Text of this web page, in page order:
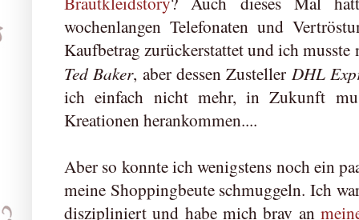
wochenlangen Telefonaten und
Kaufbetrag zurückerstattet und ich
Ted Baker, aber dessen Zusteller DHL
ich einfach nicht mehr, in Zukunft
Kreationen herankommen....
Aber so konnte ich wenigstens noch ein
meine Shoppingbeute schmuggeln. Ich
diszipliniert und habe mich brav an